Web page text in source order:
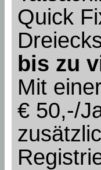
Quick
bis zu
Mit einer
€ 50,-/